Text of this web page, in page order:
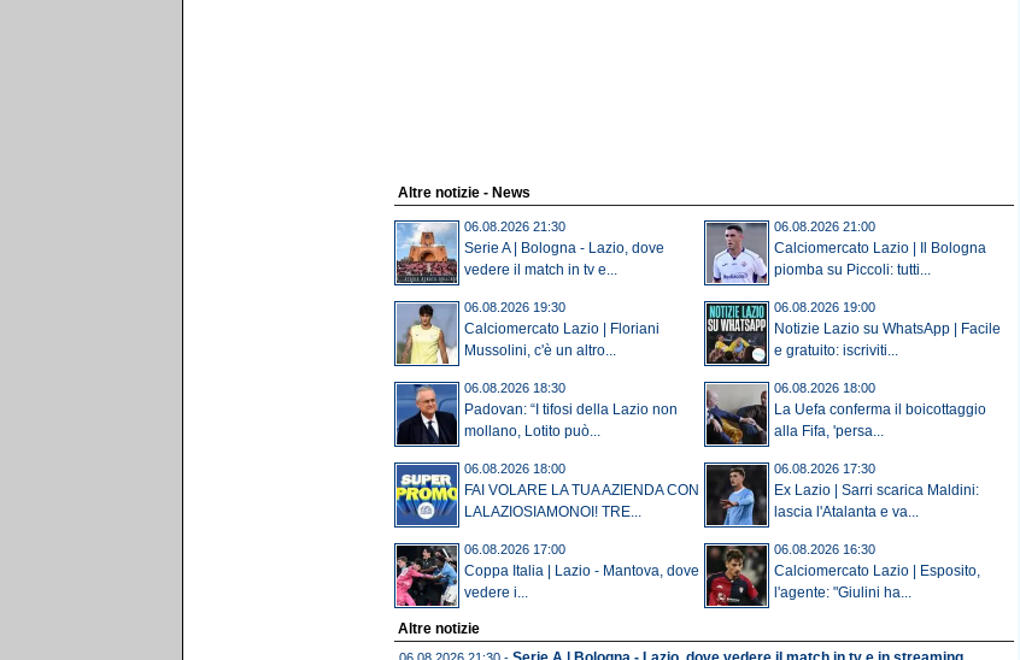
Altre notizie - News
06.08.2026 21:30
Serie A | Bologna - Lazio, dove
vedere il match in tv e...
06.08.2026 21:00
Calciomercato Lazio | Il Bologna
piomba su Piccoli: tutti...
06.08.2026 19:30
Calciomercato Lazio | Floriani
Mussolini, c'è un altro...
06.08.2026 19:00
Notizie Lazio su WhatsApp | Facile
e gratuito: iscriviti...
06.08.2026 18:30
Padovan: “I tifosi della Lazio non
mollano, Lotito può...
06.08.2026 18:00
La Uefa conferma il boicottaggio
alla Fifa, 'persa...
06.08.2026 18:00
FAI VOLARE LA TUA AZIENDA CON
LALAZIOSIAMONOI! TRE...
06.08.2026 17:30
Ex Lazio | Sarri scarica Maldini:
lascia l'Atalanta e va...
06.08.2026 17:00
Coppa Italia | Lazio - Mantova, dove
vedere i...
06.08.2026 16:30
Calciomercato Lazio | Esposito,
l'agente: "Giulini ha...
Altre notizie